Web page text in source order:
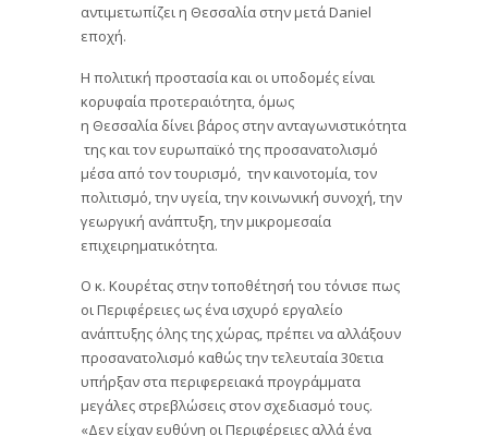
αντιμετωπίζει η Θεσσαλία στην μετά Daniel
εποχή.
Η πολιτική προστασία και οι υποδομές είναι
κορυφαία προτεραιότητα, όμως
η Θεσσαλία δίνει βάρος στην ανταγωνιστικότητα
​ της και τον ευρωπαϊκό της προσανατολισμό
μέσα από τον τουρισμό, ​ την καινοτομία, τον
πολιτισμό, την υγεία, την κοινωνική συνοχή, την
γεωργική ανάπτυξη, την μικρομεσαία
επιχειρηματικότητα.
Ο κ. Κουρέτας στην τοποθέτησή του τόνισε πως
οι Περιφέρειες ως ένα ισχυρό εργαλείο
ανάπτυξης όλης της χώρας, πρέπει να αλλάξουν
προσανατολισμό καθώς την τελευταία 30ετια
υπήρξαν στα περιφερειακά προγράμματα
μεγάλες στρεβλώσεις στον σχεδιασμό τους.
«Δεν είχαν ευθύνη οι Περιφέρειες αλλά ένα